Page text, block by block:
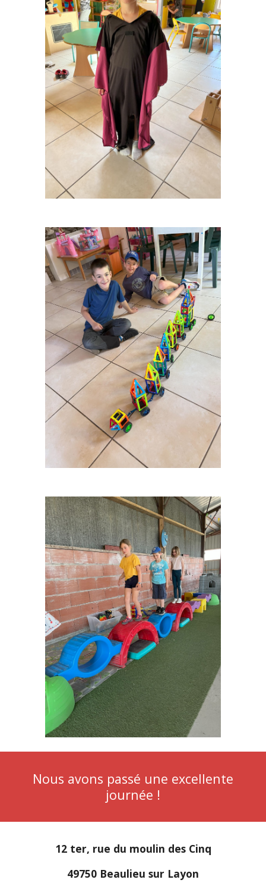
Nous avons passé une excellente
journée !
12 ter, rue du moulin des Cinq
49750 Beaulieu sur Layon